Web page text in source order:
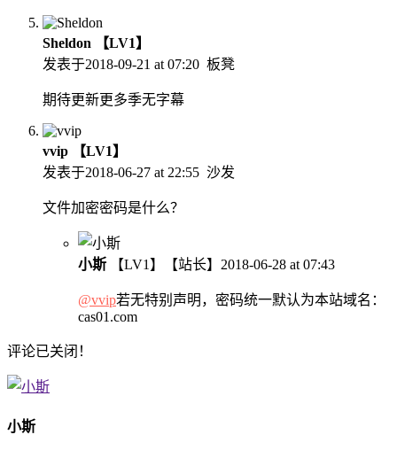
Sheldon
【LV1】
发表于2018-09-21 at 07:20 板凳
期待更新更多季无字幕
vvip
【LV1】
发表于2018-06-27 at 22:55 沙发
文件加密密码是什么？
小斯 【LV1】 【站长】 2018-06-28 at 07:43
@vvip若无特别声明，密码统一默认为本站域名：
cas01.com
评论已关闭！
小斯